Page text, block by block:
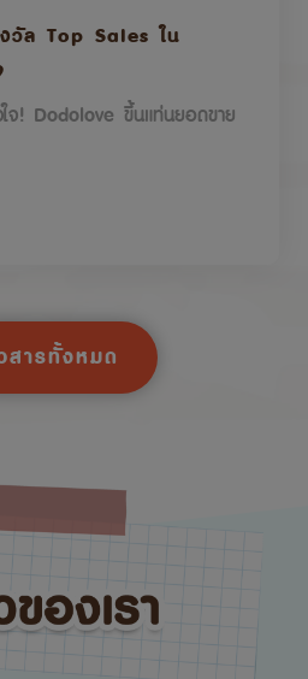
วัล Top Sales ใน
จ! Dodolove ขึ้นแท่นยอดขาย
สารทั้งหมด